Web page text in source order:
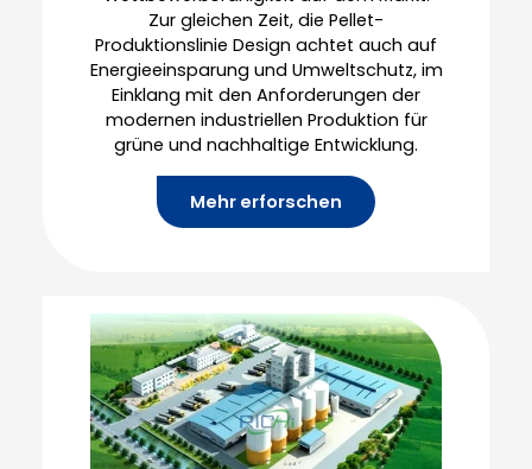
Zur gleichen Zeit, die Pellet-
Produktionslinie Design achtet auch auf
Energieeinsparung und Umweltschutz, im
Einklang mit den Anforderungen der
modernen industriellen Produktion für
grüne und nachhaltige Entwicklung.
Mehr erforschen